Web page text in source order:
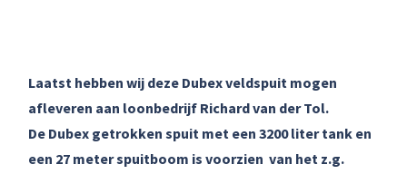
Laatst hebben wij deze Dubex veldspuit mogen
afleveren aan loonbedrijf Richard van der Tol.
De Dubex getrokken spuit met een 3200 liter tank en
een 27 meter spuitboom is voorzien van het z.g.